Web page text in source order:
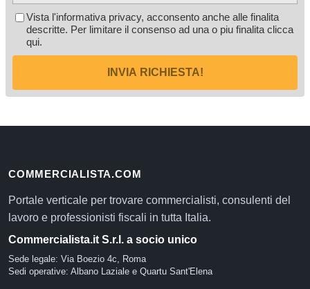
Vista l'informativa privacy, acconsento anche alle finalita
descritte. Per limitare il consenso ad una o piu finalita clicca
qui.
INVIA RICHIESTA!
COMMERCIALISTA.COM
Portale verticale per trovare commercialisti, consulenti del
lavoro e professionisti fiscali in tutta Italia.
Commercialista.it S.r.l. a socio unico
Sede legale: Via Boezio 4c, Roma
Sedi operative: Albano Laziale e Quartu Sant'Elena